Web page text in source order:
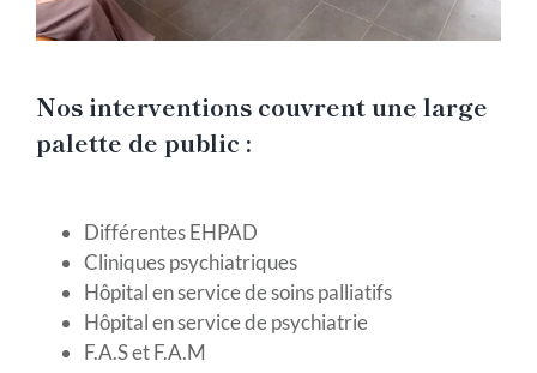
Nos interventions couvrent une large
palette de public :
Différentes EHPAD
Cliniques psychiatriques
Hôpital en service de soins palliatifs
Hôpital en service de psychiatrie
F.A.S et F.A.M